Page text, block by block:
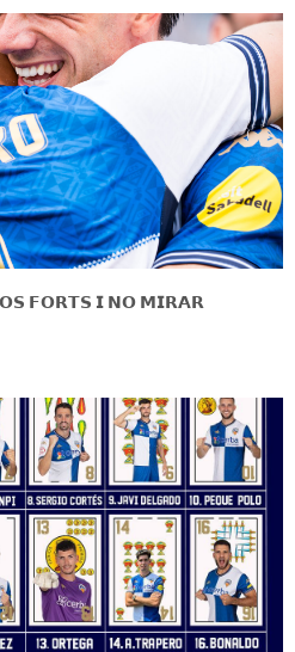
𝗙𝗢𝗥𝗧𝗦 𝗜 𝗡𝗢 𝗠𝗜𝗥𝗔𝗥